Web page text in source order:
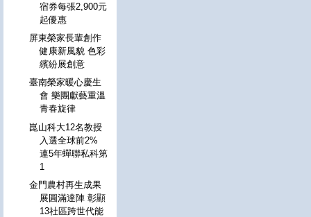
宿券每張2,900元
起優惠
屏東榮家長輩創作
健康新風貌 色彩
繽紛展創意
臺南榮家暖心慶生
會 樂團獻藝重溫
青春旋律
崑山科大12名教授
入選全球前2%
連5年蟬聯私科第
1
金門農村再生成果
展圓滿達陣 彰顯
13社區跨世代能